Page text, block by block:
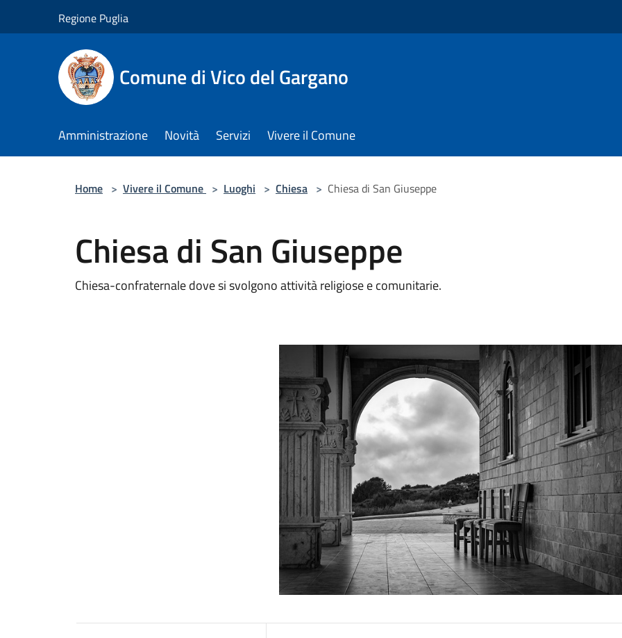
Regione Puglia
Comune di Vico del Gargano
Amministrazione Novità Servizi Vivere il Comune
Home > Vivere il Comune > Luoghi > Chiesa > Chiesa di San Giuseppe
Chiesa di San Giuseppe
Chiesa-confraternale dove si svolgono attività religiose e comunitarie.